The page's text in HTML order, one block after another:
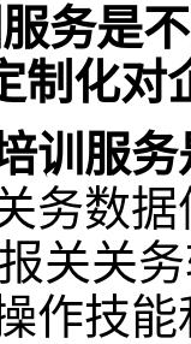
务是
制化对
训服
务数
关关
作技